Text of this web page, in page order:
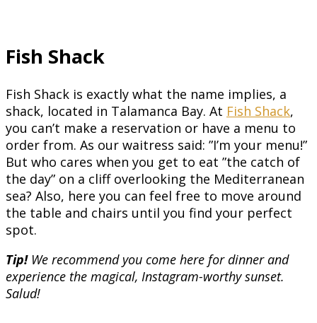
Fish Shack
Fish Shack is exactly what the name implies, a
shack, located in Talamanca Bay. At Fish Shack,
you can’t make a reservation or have a menu to
order from. As our waitress said: ”I’m your menu!”
But who cares when you get to eat ”the catch of
the day” on a cliff overlooking the Mediterranean
sea? Also, here you can feel free to move around
the table and chairs until you find your perfect
spot.
Tip!We recommend you come here for dinner and
experience the magical, Instagram-worthy sunset.
Salud!